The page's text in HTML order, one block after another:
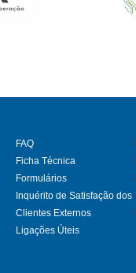
FAQ
Ficha Técnica
Formulários
Inquérito de Satisfação dos
Clientes Externos
Ligações Úteis